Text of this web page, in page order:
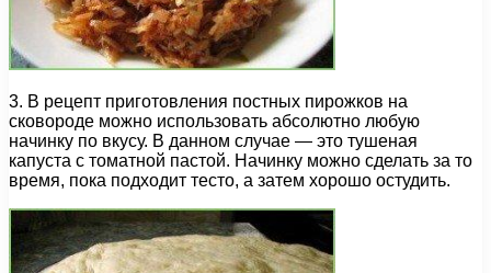
3. В рецепт приготовления постных пирожков на
сковороде можно использовать абсолютно любую
начинку по вкусу. В данном случае — это тушеная
капуста с томатной пастой. Начинку можно сделать за то
время, пока подходит тесто, а затем хорошо остудить.